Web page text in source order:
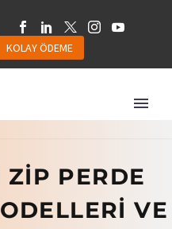
KOLAY ÖDEME
ZIP PERDE
VE